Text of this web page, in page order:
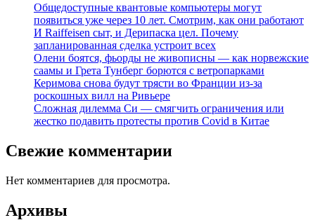
Общедоступные квантовые компьютеры могут
появиться уже через 10 лет. Смотрим, как они работают
И Raiffeisen сыт, и Дерипаска цел. Почему
запланированная сделка устроит всех
Олени боятся, фьорды не живописны — как норвежские
саамы и Грета Тунберг борются с ветропарками
Керимова снова будут трясти во Франции из-за
роскошных вилл на Ривьере
Сложная дилемма Си — смягчить ограничения или
жестко подавить протесты против Covid в Китае
Свежие комментарии
Нет комментариев для просмотра.
Архивы